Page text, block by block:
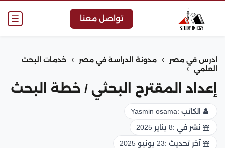
☰ تواصل معنا
ادرس في مصر › مدونة الدراسة في مصر ›
خدمات البحث
العلمي
›
إعداد المقترح البحثي / خطة البحث
الكاتب :Yasmin osama
نشر في :8 يناير 2025
آخر تحديث :23 يونيو 2025